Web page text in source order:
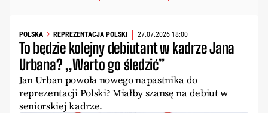
POLSKA REPREZENTACJA POLSKI 27.07.2026 18:00
To będzie kolejny debiutant w kadrze Jana
Urbana? „Warto go śledzić”
Jan Urban powoła nowego napastnika do
reprezentacji Polski? Miałby szansę na debiut w
seniorskiej kadrze.